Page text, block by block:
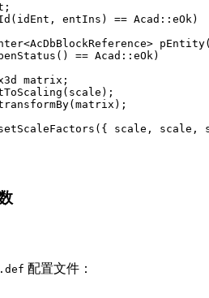
entIns) == Acad::eOk)
== Acad::eOk)
matrix;
scale, scale,
.def 配置文件：